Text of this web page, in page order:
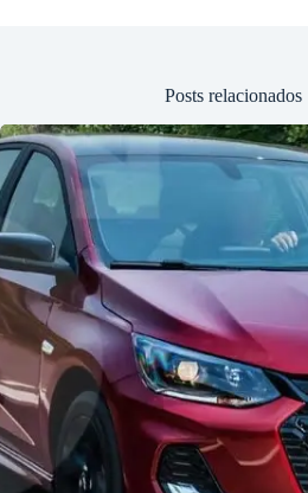
Posts relacionados